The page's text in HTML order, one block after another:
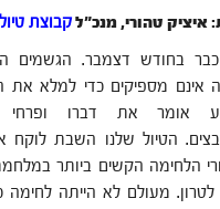
איציק טהורי, מנכ"לקבוצת
כבר בחודש דצמבר. הגשמים
אינם מספיקים כדי למלא את
אומר את דברו ופרחי
הטיול שלנו השבת לוקח
הלחימה הקשים ביותר
לטרון. מעולם לא הייתה